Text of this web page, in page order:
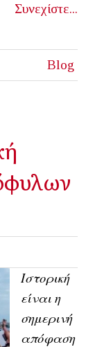
Συνεχίστε...
Blog
Ιστορική
είναι η
σημερινή
απόφαση